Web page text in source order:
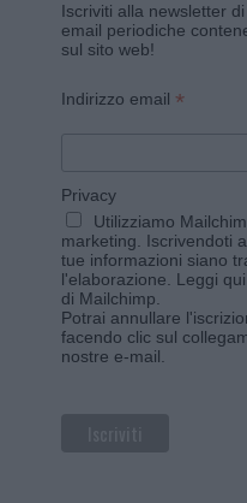
Iscriviti alla newsletter
email periodiche
sul sito web!
Indirizzo email *
Privacy
Utilizziamo
marketing. Iscrivendoti
tue informazioni siano
l'elaborazione. Leggi
di Mailchimp
Potrai annullare
facendo clic sul
nostre e-mail.